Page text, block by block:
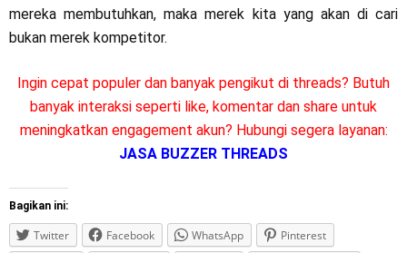
mereka membutuhkan, maka merek kita yang akan di cari
bukan merek kompetitor.
Ingin cepat populer dan banyak pengikut di threads? Butuh
banyak interaksi seperti like, komentar dan share untuk
meningkatkan engagement akun? Hubungi segera layanan:
JASA BUZZER THREADS
Bagikan ini:
Twitter Facebook WhatsApp
Pinterest